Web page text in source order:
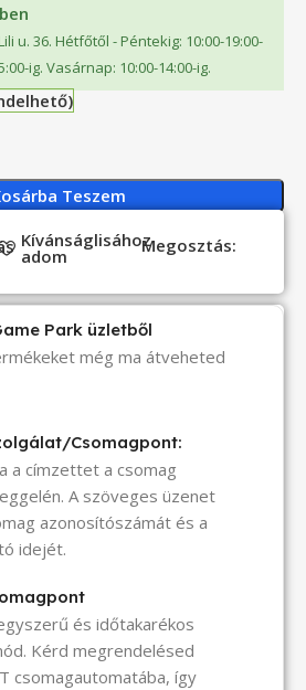
u. 36. Hétfőtől - Péntekig: 10:00-19:00-
ig. Vasárnap: 10:00-14:00-ig.
Teszem
Kívánságlisához
adom Megosztás:
Park üzletből
még ma átveheted
Csomagpont:
a címzettet a csomag
A szöveges üzenet
azonosítószámát és a
idejét.
és időtakarékos
Kérd megrendelésed
csomagautomatába, így